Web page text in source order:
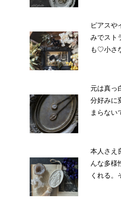
ピアスや
みでスト
も♡小さ
元は真っ
分好みに
まらな
本人さえ
んな多様
くれる。